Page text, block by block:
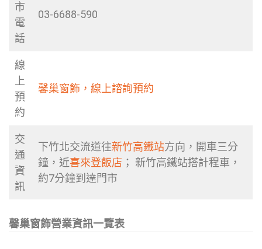
市
電
話
03-6688-590
線
上
預
約
馨巢窗飾，線上諮詢預約
交
通
資
訊
下竹北交流道往新竹高鐵站方向，開車三分
鐘，近喜來登飯店 ； 新竹高鐵站搭計程車，
約7分鐘到達門市
馨巢窗飾營業資訊一覽表